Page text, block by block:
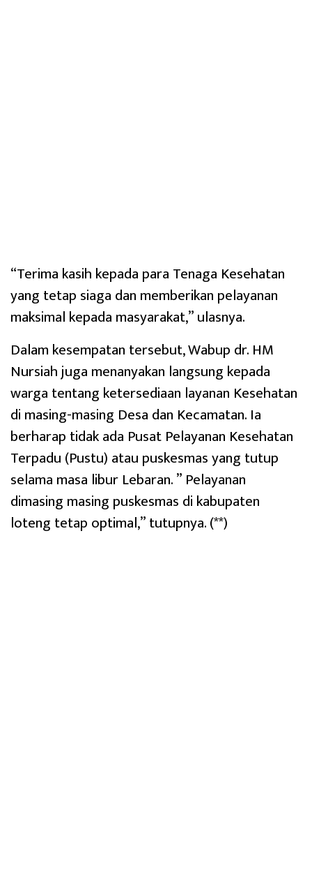
“Terima kasih kepada para Tenaga Kesehatan
yang tetap siaga dan memberikan pelayanan
maksimal kepada masyarakat,” ulasnya.
Dalam kesempatan tersebut, Wabup dr. HM
Nursiah juga menanyakan langsung kepada
warga tentang ketersediaan layanan Kesehatan
di masing-masing Desa dan Kecamatan. Ia
berharap tidak ada Pusat Pelayanan Kesehatan
Terpadu (Pustu) atau puskesmas yang tutup
selama masa libur Lebaran. ” Pelayanan
dimasing masing puskesmas di kabupaten
loteng tetap optimal,” tutupnya. (**)